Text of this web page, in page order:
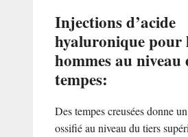
Injections d’acide
hyaluronique pour
hommes au niveau
tempes:
Des tempes creusées donne
ossifié au niveau du tiers